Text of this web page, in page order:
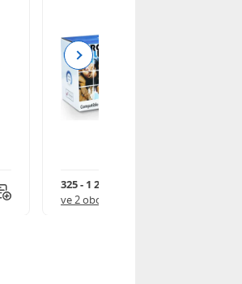
325 - 1 245 Kč
ve 2 obchodech
Next